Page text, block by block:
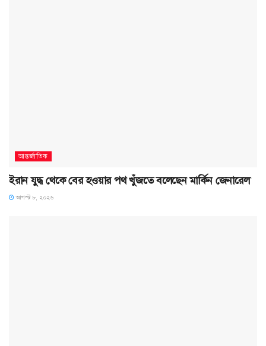
আন্তর্জাতিক
ইরান যুদ্ধ থেকে বের হওয়ার পথ খুঁজতে বলেছেন মার্কিন জেনারেল
আগস্ট ৮, ২০২৬